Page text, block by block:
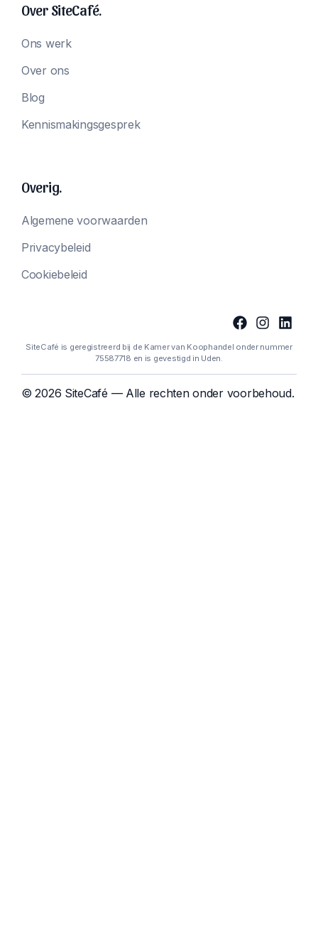
Over SiteCafé.
Ons werk
Over ons
Blog
Kennismakingsgesprek
Overig.
Algemene voorwaarden
Privacybeleid
Cookiebeleid
SiteCafé is geregistreerd bij de Kamer van Koophandel onder nummer
75587718 en is gevestigd in Uden.
© 2026 SiteCafé — Alle rechten onder voorbehoud.